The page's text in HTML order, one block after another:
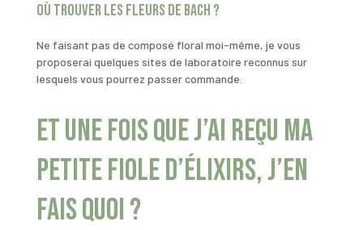
Où trouver les fleurs de Bach ?
Ne faisant pas de composé floral moi-même, je vous
proposerai quelques sites de laboratoire reconnus sur
lesquels vous pourrez passer commande.
Et une fois que j’ai reçu ma
petite fiole d’élixirs, j’en
fais quoi ?